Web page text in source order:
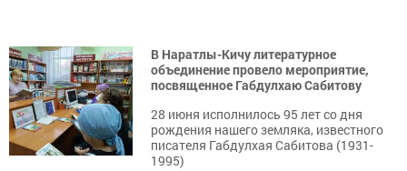
В Наратлы-Кичу литературное
объединение провело мероприятие,
посвященное Габдулхаю Сабитову
28 июня исполнилось 95 лет со дня
рождения нашего земляка, известного
писателя Габдулхая Сабитова (1931-
1995)